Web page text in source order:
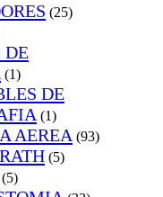
(25)
DE
(1)
DE
(1)
AEREA (93)
(5)
(5)